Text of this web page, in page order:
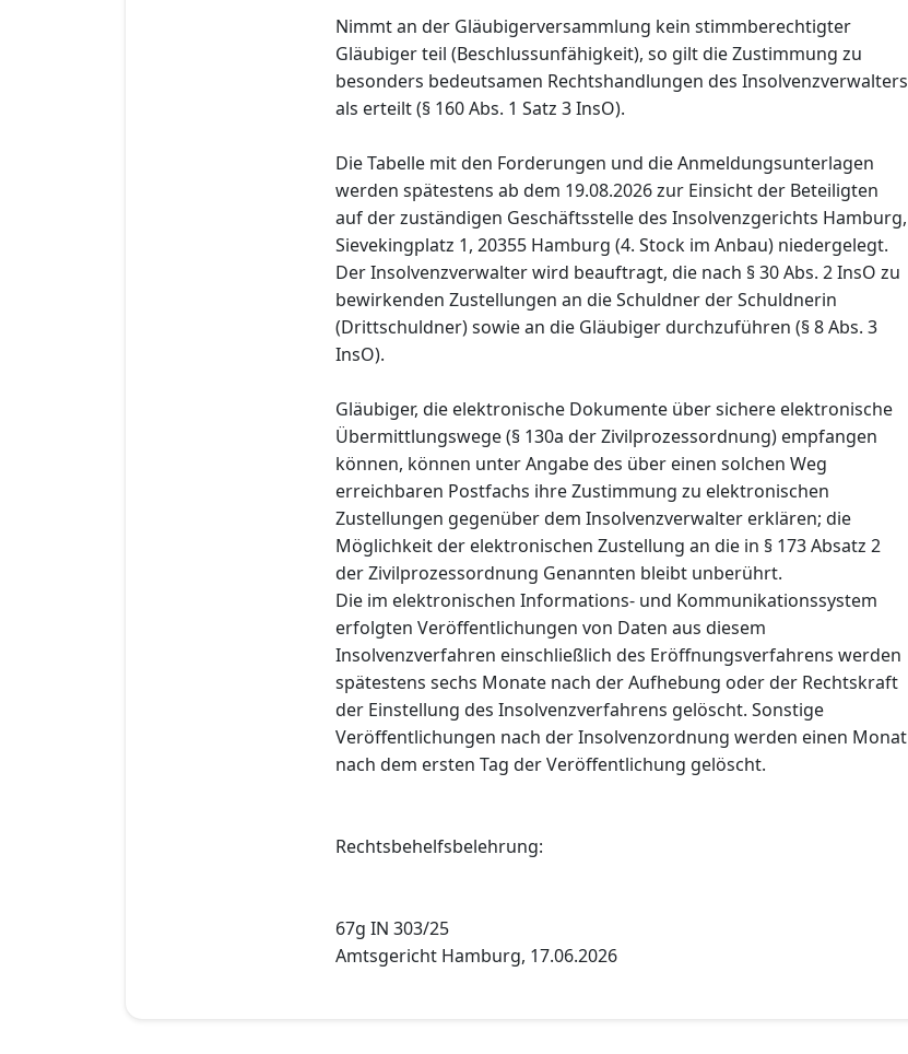
Nimmt an der Gläubigerversammlung kein stimmberechtigter
Gläubiger teil (Beschlussunfähigkeit), so gilt die Zustimmung zu
besonders bedeutsamen Rechtshandlungen des Insolvenzverwalters
als erteilt (§ 160 Abs. 1 Satz 3 InsO).
Die Tabelle mit den Forderungen und die Anmeldungsunterlagen
werden spätestens ab dem 19.08.2026 zur Einsicht der Beteiligten
auf der zuständigen Geschäftsstelle des Insolvenzgerichts Hamburg,
Sievekingplatz 1, 20355 Hamburg (4. Stock im Anbau) niedergelegt.
Der Insolvenzverwalter wird beauftragt, die nach § 30 Abs. 2 InsO zu
bewirkenden Zustellungen an die Schuldner der Schuldnerin
(Drittschuldner) sowie an die Gläubiger durchzuführen (§ 8 Abs. 3
InsO).
Gläubiger, die elektronische Dokumente über sichere elektronische
Übermittlungswege (§ 130a der Zivilprozessordnung) empfangen
können, können unter Angabe des über einen solchen Weg
erreichbaren Postfachs ihre Zustimmung zu elektronischen
Zustellungen gegenüber dem Insolvenzverwalter erklären; die
Möglichkeit der elektronischen Zustellung an die in § 173 Absatz 2
der Zivilprozessordnung Genannten bleibt unberührt.
Die im elektronischen Informations- und Kommunikationssystem
erfolgten Veröffentlichungen von Daten aus diesem
Insolvenzverfahren einschließlich des Eröffnungsverfahrens werden
spätestens sechs Monate nach der Aufhebung oder der Rechtskraft
der Einstellung des Insolvenzverfahrens gelöscht. Sonstige
Veröffentlichungen nach der Insolvenzordnung werden einen Monat
nach dem ersten Tag der Veröffentlichung gelöscht.
Rechtsbehelfsbelehrung:
67g IN 303/25
Amtsgericht Hamburg, 17.06.2026